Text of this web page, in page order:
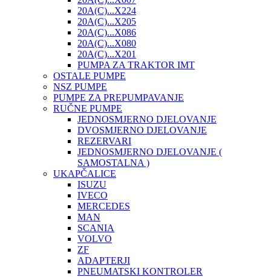
20A(C)...X224
20A(C)...X205
20A(C)...X086
20A(C)...X080
20A(C)...X201
PUMPA ZA TRAKTOR IMT
OSTALE PUMPE
NSZ PUMPE
PUMPE ZA PREPUMPAVANJE
RUČNE PUMPE
JEDNOSMJERNO DJELOVANJE
DVOSMJERNO DJELOVANJE
REZERVARI
JEDNOSMJERNO DJELOVANJE (
SAMOSTALNA )
UKAPČALICE
ISUZU
IVECO
MERCEDES
MAN
SCANIA
VOLVO
ZF
ADAPTERJI
PNEUMATSKI KONTROLER